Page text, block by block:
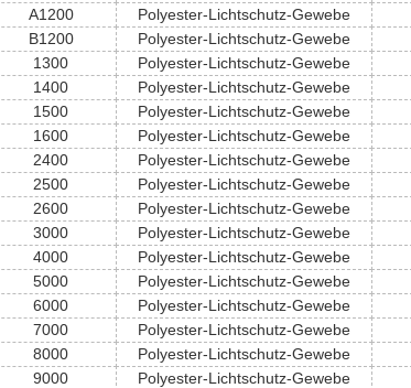
A1200
Polyester-Lichtschutz-Gewebe
B1200
Polyester-Lichtschutz-Gewebe
1300
Polyester-Lichtschutz-Gewebe
1400
Polyester-Lichtschutz-Gewebe
1500
Polyester-Lichtschutz-Gewebe
1600
Polyester-Lichtschutz-Gewebe
2400
Polyester-Lichtschutz-Gewebe
2500
Polyester-Lichtschutz-Gewebe
2600
Polyester-Lichtschutz-Gewebe
3000
Polyester-Lichtschutz-Gewebe
4000
Polyester-Lichtschutz-Gewebe
5000
Polyester-Lichtschutz-Gewebe
6000
Polyester-Lichtschutz-Gewebe
7000
Polyester-Lichtschutz-Gewebe
8000
Polyester-Lichtschutz-Gewebe
9000
Polyester-Lichtschutz-Gewebe